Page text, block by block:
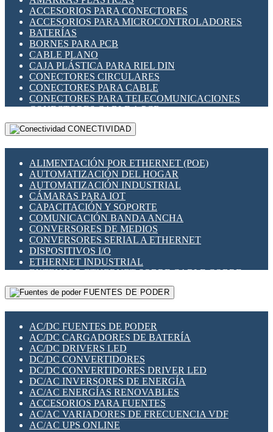
INDICADORES PARA PANEL
INTERFACES DE RELÉ
INTERRUPTORES FIN DE CARRERA
LLAVES CONMUTADORAS
MEDIDORES DE ENERGÍA Y TC'S DE CORRIENTE
MOTORES PASO A PASO
PANTALLAS HMI
PLC -CONTROLADORES LÓGICO PROGRAMABLES
PROGRAMADORES DE HORARIO
RELÉS DE PROTECCIÓN
SENSORES CAPACITIVOS
SENSORES INDUCTIVOS
TEMPORIZADORES
VARIACS
VARIADORES DE FRECUENCIA [VDF]
SECCIONADORES - INTERRUPTORES
MAQUINARIA
ACCESORIOS PARA CONECTORES
ACCESORIOS PARA MICROCONTROLADORES
BATERÍAS
BORNES PARA PCB
CABLE PLANO
CAJA PLÁSTICA PARA RIEL DIN
CONECTORES CIRCULARES
CONECTORES PARA CABLE
CONECTORES PARA TELECOMUNICACIONES
CONECTORES CABLE A PCB
CONECTORES PCB A CABLE
DIP SWITCHES
HERRAMIENTAS VARIAS
ILUMINACIÓN LED
INTERRUPTORES REED
INTERFACES DE RELÉ
OTROS RELÉS
PROTECCIÓN TÉRMICA
RELÉS AUTOMOTRICES
RELÉS DE SEÑAL
RELÉS DE ESTADO SÓLIDO SSR
RELÉS INDUSTRIALES
RELÉS MINIATURA DE POTENCIA
SENSORES MAGNÉTICOS
SWITCH Y MICROSWITCH
TARJETAS PI
UNIÓN Y DERIVACIÓN DE CABLE
CONECTIVIDAD
ALIMENTACIÓN POR ETHERNET (POE)
AUTOMATIZACIÓN DEL HOGAR
AUTOMATIZACIÓN INDUSTRIAL
CÁMARAS PARA IOT
CAPACITACIÓN Y SOPORTE
COMUNICACIÓN BANDA ANCHA
CONVERSORES DE MEDIOS
CONVERSORES SERIAL A ETHERNET
DISPOSITIVOS I/O
ETHERNET INDUSTRIAL
EXTENSOR ETHERNET SOBRE CABLE COBRE
GATEWAY LORAWAN
GESTIÓN DE REDES
PLACAS MODULARES IOT
SWITCHES Y REDES WIFI
SOLUCIONES IOT
SOLUCIONES LORAWAN
SOLUCIONES RED CELULAR
SEGURIDAD PARA REDES
SWITCHES LAN
TELEFONÍA IP (VOIP)
VIGILANCIA IP (CCTV)
MESHTASTIC
FUENTES DE PODER
AC/DC FUENTES DE PODER
AC/DC CARGADORES DE BATERÍA
AC/DC DRIVERS LED
DC/DC CONVERTIDORES
DC/DC CONVERTIDORES DRIVER LED
DC/AC INVERSORES DE ENERGÍA
AC/AC ENERGÍAS RENOVABLES
ACCESORIOS PARA FUENTES
AC/AC VARIADORES DE FRECUENCIA VDF
AC/AC UPS ONLINE